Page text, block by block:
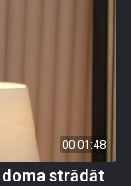
00:01:48
strādāt